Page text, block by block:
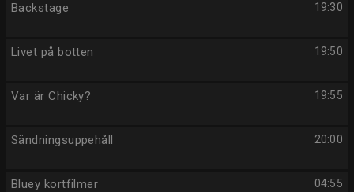
19:30
Backstage
19:50
Livet på botten
19:55
Var är Chicky?
20:00
Sändningsuppehåll
04:55
Bluey kortfilmer